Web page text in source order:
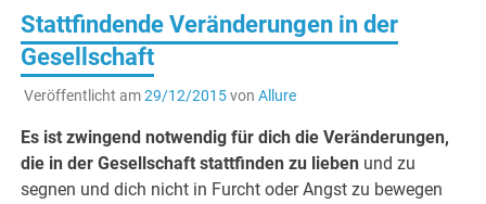
Stattfindende Veränderungen in der
Gesellschaft
Veröffentlicht am29/12/2015von Allure
Es ist zwingend notwendig für dich die Veränderungen,
die in der Gesellschaft stattfinden zu lieben und zu
segnen und dich nicht in Furcht oder Angst zu bewegen